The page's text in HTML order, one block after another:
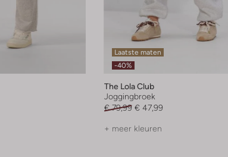
Laatste maten
-40%
The Lola Club
Joggingbroek
€ 79,99 € 47,99
+ meer kleuren